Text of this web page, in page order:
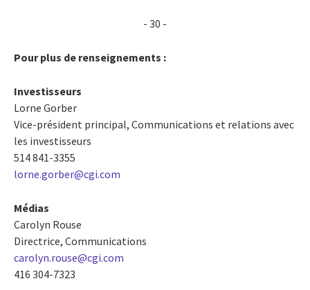
- 30 -
Pour plus de renseignements :
Investisseurs
Lorne Gorber
Vice-président principal, Communications et relations avec
les investisseurs
514 841-3355
lorne.gorber@cgi.com
Médias
Carolyn Rouse
Directrice, Communications
carolyn.rouse@cgi.com
416 304-7323